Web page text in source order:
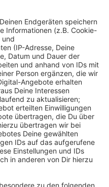
E-Bikes auch Zubehör
über Fahrradurlaube
finden. Eine Halle
gibt es auch einen
wieder auf dem